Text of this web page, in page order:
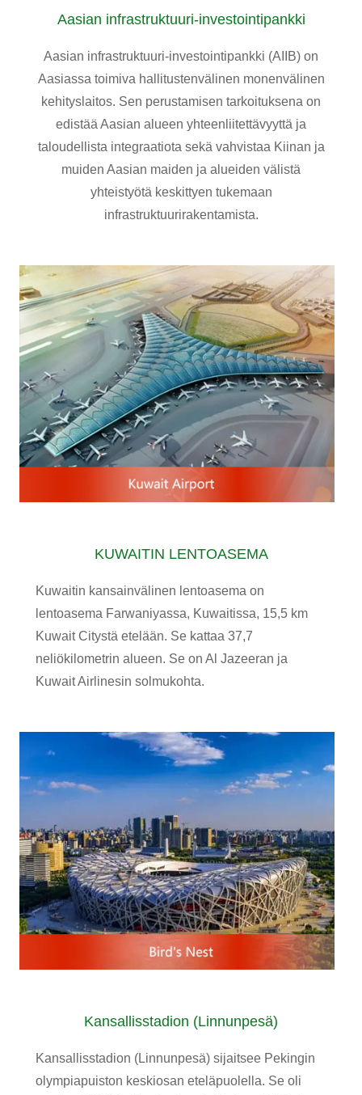
Aasian infrastruktuuri-investointipankki
Aasian infrastruktuuri-investointipankki (AIIB) on
Aasiassa toimiva hallitustenvälinen monenvälinen
kehityslaitos. Sen perustamisen tarkoituksena on
edistää Aasian alueen yhteenliitettävyyttä ja
taloudellista integraatiota sekä vahvistaa Kiinan ja
muiden Aasian maiden ja alueiden välistä
yhteistyötä keskittyen tukemaan
infrastruktuurirakentamista.
KUWAITIN LENTOASEMA
Kuwaitin kansainvälinen lentoasema on
lentoasema Farwaniyassa, Kuwaitissa, 15,5 km
Kuwait Citystä etelään. Se kattaa 37,7
neliökilometrin alueen. Se on Al Jazeeran ja
Kuwait Airlinesin solmukohta.
Kansallisstadion (Linnunpesä)
Kansallisstadion (Linnunpesä) sijaitsee Pekingin
olympiapuiston keskiosan eteläpuolella. Se oli